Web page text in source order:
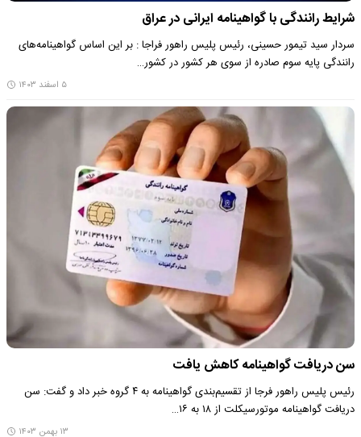
شرایط رانندگی با گواهینامه ایرانی در عراق
سردار سید تیمور حسینی، رئیس پلیس راهور فراجا : بر این اساس گواهینامه‌های
رانندگی پایه سوم صادره از سوی هر کشور در کشور…
۵ اسفند ۱۴۰۳
سن دریافت گواهینامه کاهش یافت
​ رئیس پلیس راهور فرجا از تقسیم‌بندی گواهینامه به ۴ گروه خبر داد و گفت: سن
دریافت گواهینامه موتورسیکلت از ۱۸ به ۱۶…
۱۳ بهمن ۱۴۰۳